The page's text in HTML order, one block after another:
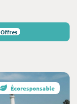
Offres
Écoresponsable